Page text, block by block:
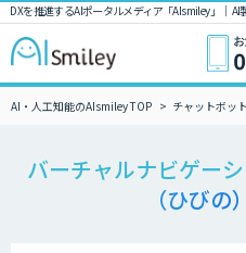
DXを推進するAIポータルメディア「AIsmiley」｜
AI・人工知能のAIsmiley TOP チャットボット
バーチャルナビゲー
（ひびの